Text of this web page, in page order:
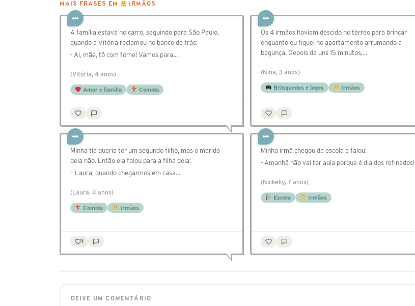
MAIS FRASES EM IRMÃOS
A família estava no carro, seguindo para São Paulo,
quando a Vitória reclamou no banco de trás:
- Ai, mãe, tô com fome! Vamos para…
(Vitória, 4 anos)
Amor e família Comida
Os 4 irmãos haviam descido no térreo para brincar
enquanto eu fiquei no apartamento arrumando a
bagunça. Depois de uns 15 minutos,…
(Nina, 3 anos)
Brinquedos e jogos Irmãos
Minha tia queria ter um segundo filho, mas o marido
dela não. Então ela falou para a filha dela:
– Laura, quando chegarmos em casa…
(Laura, 4 anos)
Comida Irmãos
1
Minha irmã chegou da escola e falou:
- Amanhã não vai ter aula porque é dia dos refinados!
(Nickelly, 7 anos)
Escola Irmãos
DEIXE UM COMENTÁRIO